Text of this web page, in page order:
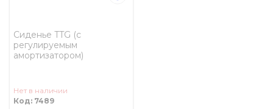
Сиденье TTG (с
регулируемым
амортизатором)
Нет в наличии
Код: 7489